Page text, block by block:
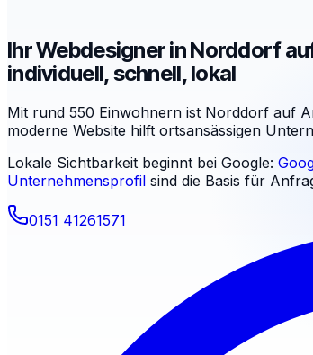
Ihr Webdesigner in Norddorf
individuell, schnell, lokal
Mit rund 550 Einwohnern ist Norddorf auf
moderne Website hilft ortsansässigen
Lokale Sichtbarkeit beginnt bei Google:
Unternehmensprofil sind die Basis für
0151 41261571